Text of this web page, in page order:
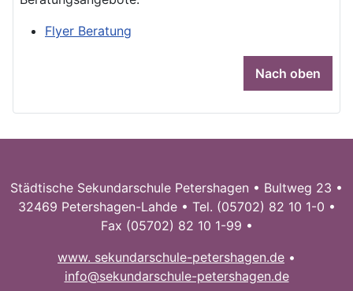
Flyer Beratung
Nach oben
Städtische Sekundarschule Petershagen • Bultweg 23 •
32469 Petershagen-Lahde • Tel. (05702) 82 10 1-0 •
Fax (05702) 82 10 1-99 •
www. sekundarschule-petershagen.de •
info@sekundarschule-petershagen.de